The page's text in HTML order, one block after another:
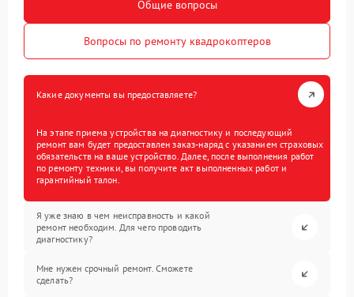
Общие вопросы
Вопросы по ремонту квадрокоптеров
Какие документы вы предоставляете?
На этапе приема устройства на диагностику и последующий
ремонт вам будет предоставлен заказ-наряд с указанием страховых
обязательств на ваше устройство. Далее, после выполнения работ
по ремонту техники, вы получите акт выполненных работ и
гарантийный талон.
Я уже знаю в чем неисправность и какой
ремонт необходим. Для чего проводить
диагностику?
Мне нужен срочный ремонт. Сможете
сделать?